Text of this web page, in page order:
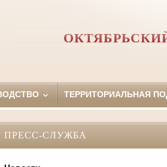
ТЕРРИТОРИАЛЬНАЯ
ПРЕСС-СЛУЖБА